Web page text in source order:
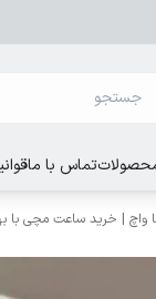
تماس با ما
واچ | خرید ساعت مچی با